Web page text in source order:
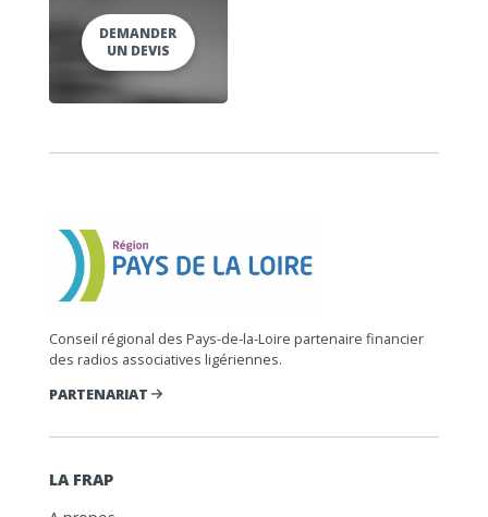
DEMANDER
UN DEVIS
Conseil régional des Pays-de-la-Loire partenaire financier
des radios associatives ligériennes.
PARTENARIAT
LA FRAP